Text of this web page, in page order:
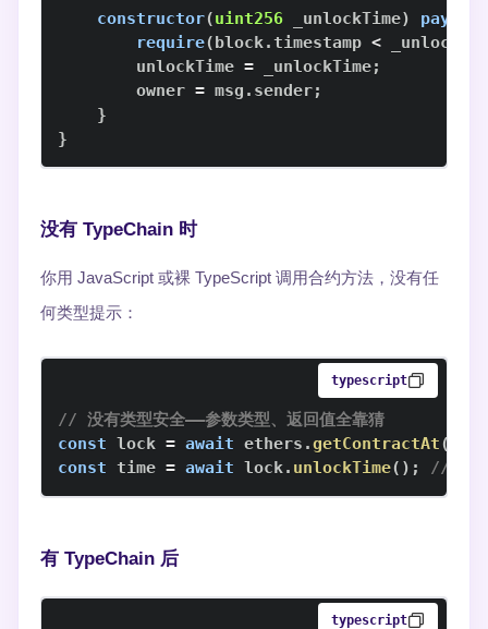
constructor(uint256 _unlockTime)
payable
require(block.timestamp <
        unlockTime
= _unlockTime;
        owner
= msg . sender;
}
}
没有 TypeChain 时
你用 JavaScript 或裸 TypeScript 调用合约方法，没有任
何类型提示：
typescript
// 没有类型安全——参数类型、返回值全靠猜
const lock = await ethers .getContractAt(
const time = await lock. unlockTime( ) ; // 返回
有 TypeChain 后
typescript